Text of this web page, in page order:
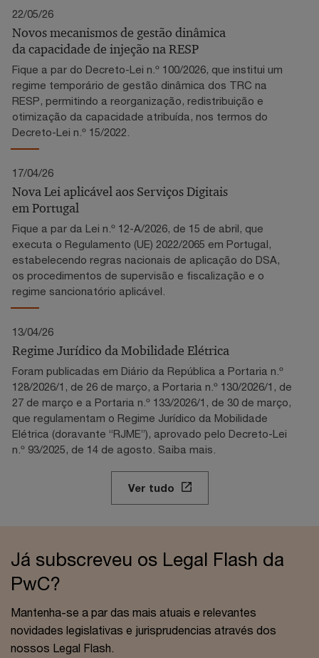
22/05/26
Novos mecanismos de gestão dinâmica
da capacidade de injeção na RESP
Fique a par do Decreto-Lei n.º 100/2026, que institui um
regime temporário de gestão dinâmica dos TRC na
RESP, permitindo a reorganização, redistribuição e
otimização da capacidade atribuída, nos termos do
Decreto-Lei n.º 15/2022.
17/04/26
Nova Lei aplicável aos Serviços Digitais
em Portugal
Fique a par da Lei n.º 12-A/2026, de 15 de abril, que
executa o Regulamento (UE) 2022/2065 em Portugal,
estabelecendo regras nacionais de aplicação do DSA,
os procedimentos de supervisão e fiscalização e o
regime sancionatório aplicável.
13/04/26
Regime Jurídico da Mobilidade Elétrica
Foram publicadas em Diário da República a Portaria n.º
128/2026/1, de 26 de março, a Portaria n.º 130/2026/1, de
27 de março e a Portaria n.º 133/2026/1, de 30 de março,
que regulamentam o Regime Jurídico da Mobilidade
Elétrica (doravante “RJME”), aprovado pelo Decreto-Lei
n.º 93/2025, de 14 de agosto. Saiba mais.
Ver tudo
Já subscreveu os Legal Flash da
PwC?
Mantenha-se a par das mais atuais e relevantes
novidades legislativas e jurisprudencias através dos
nossos Legal Flash.